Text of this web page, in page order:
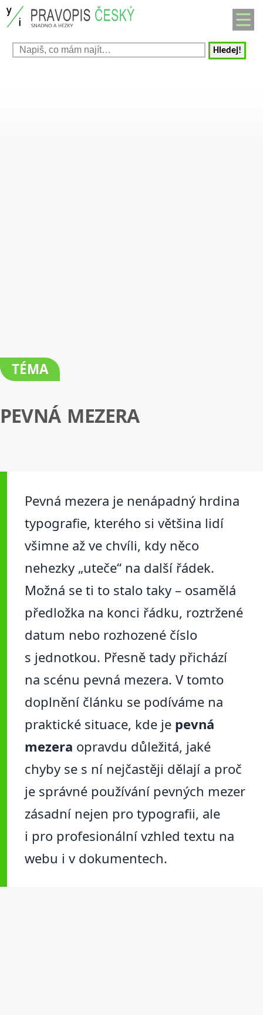
Hledej!
TÉMA
PEVNÁ MEZERA
Pevná mezera je nenápadný hrdina
typografie, kterého si většina lidí
všimne až ve chvíli, kdy něco
nehezky „uteče“ na další řádek.
Možná se ti to stalo taky – osamělá
předložka na konci řádku, roztržené
datum nebo rozhozené číslo
s jednotkou. Přesně tady přichází
na scénu pevná mezera. V tomto
doplnění článku se podíváme na
praktické situace, kde je pevná
mezera opravdu důležitá, jaké
chyby se s ní nejčastěji dělají a proč
je správné používání pevných mezer
zásadní nejen pro typografii, ale
i pro profesionální vzhled textu na
webu i v dokumentech.